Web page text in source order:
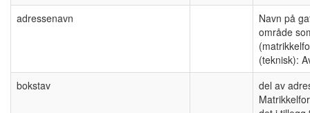
adressenavn
Navn på
område
(teknisk):
bokstav
del av